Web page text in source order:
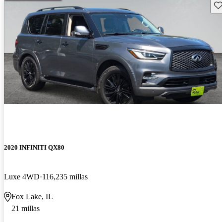
2020 INFINITI QX80
Luxe 4WD 116,235 millas
Fox Lake, IL
21 millas